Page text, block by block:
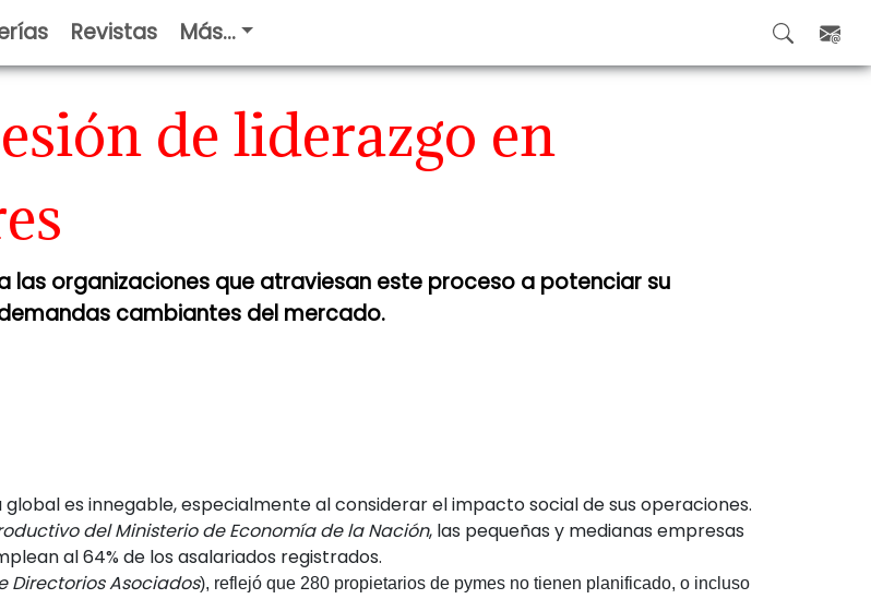
Revistas Más...
de liderazgo en
organizaciones que atraviesan este proceso a potenciar su
cambiantes del mercado.
es innegable, especialmente al considerar el impacto social de sus operaciones.
del Ministerio de Economía de la Nación, las pequeñas y medianas empresas
al 64% de los asalariados registrados.
Directorios Asociados), reflejó que 280 propietarios de pymes no tienen planificado, o incluso